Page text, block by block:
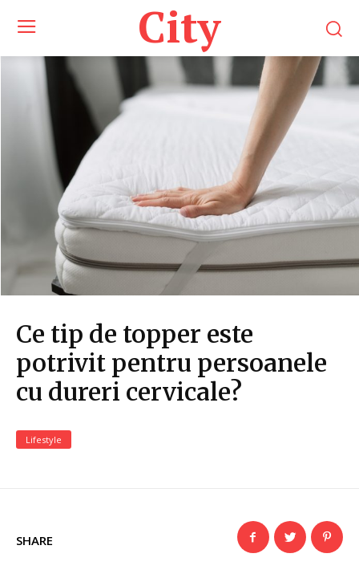
City
Ce tip de topper este
potrivit pentru persoanele
cu dureri cervicale?
Lifestyle
SHARE